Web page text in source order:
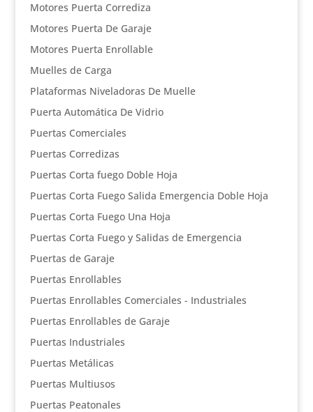
Motores Puerta Corrediza
Motores Puerta De Garaje
Motores Puerta Enrollable
Muelles de Carga
Plataformas Niveladoras De Muelle
Puerta Automática De Vidrio
Puertas Comerciales
Puertas Corredizas
Puertas Corta fuego Doble Hoja
Puertas Corta Fuego Salida Emergencia Doble Hoja
Puertas Corta Fuego Una Hoja
Puertas Corta Fuego y Salidas de Emergencia
Puertas de Garaje
Puertas Enrollables
Puertas Enrollables Comerciales - Industriales
Puertas Enrollables de Garaje
Puertas Industriales
Puertas Metálicas
Puertas Multiusos
Puertas Peatonales